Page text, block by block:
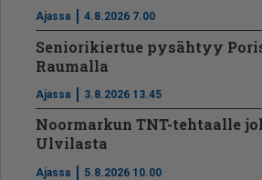
Ajassa 4.8.2026 7.00
Seniorikiertue pysähtyy
Raumalla
Ajassa 3.8.2026 13.45
Noormarkun TNT-tehtaalle
Ulvilasta
Ajassa 5.8.2026 10.00